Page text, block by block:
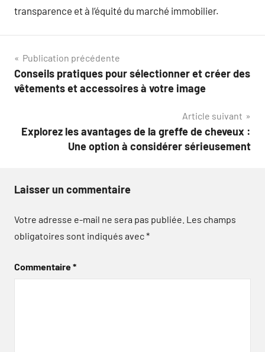
transparence et à l’équité du marché immobilier.
Navigation
de
Publication précédente
Conseils pratiques pour sélectionner et créer des
vêtements et accessoires à votre image
Article suivant
Explorez les avantages de la greffe de cheveux :
Une option à considérer sérieusement
Laisser un commentaire
Votre adresse e-mail ne sera pas publiée. Les champs
obligatoires sont indiqués avec*
Commentaire*